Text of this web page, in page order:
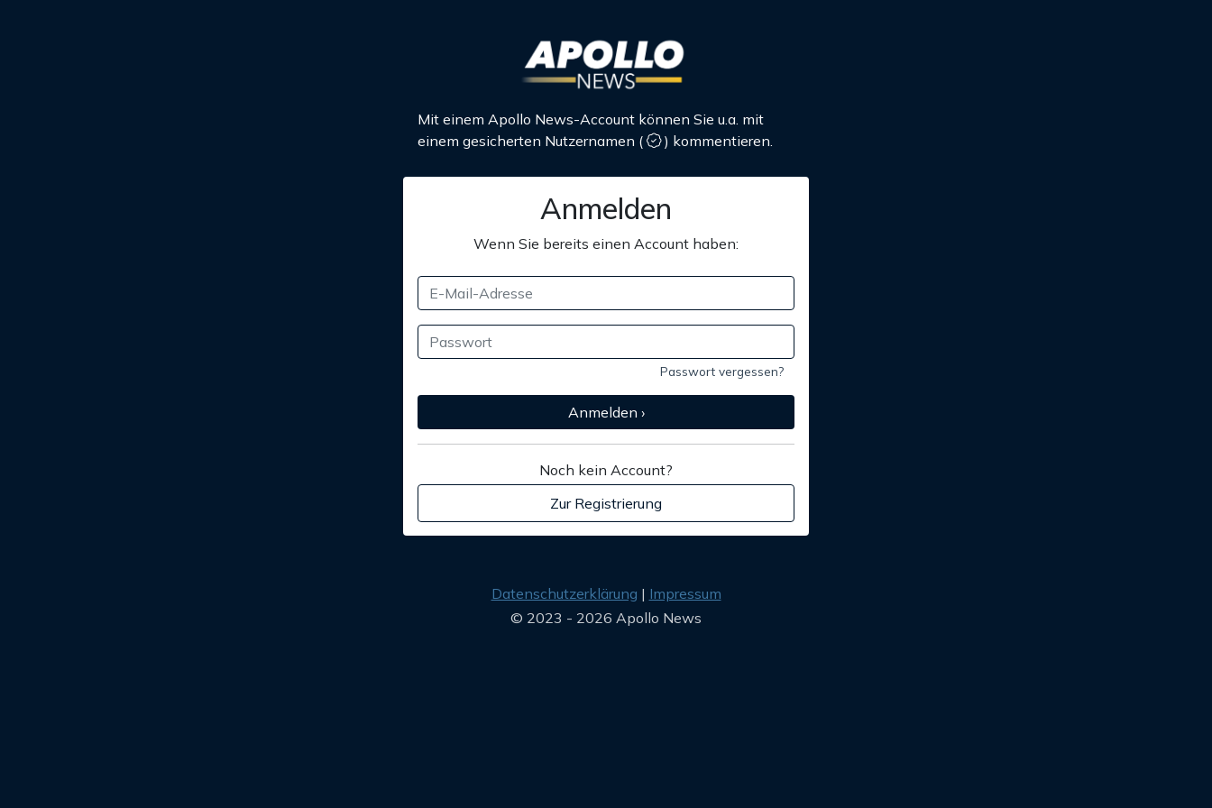
Mit einem Apollo News-Account können Sie u.a. mit
einem gesicherten Nutzernamen ( ) kommentieren.
Anmelden
Wenn Sie bereits einen Account haben:
Passwort vergessen?
Anmelden ›
Noch kein Account?
Zur Registrierung
Datenschutzerklärung
Impressum
© 2023 - 2026 Apollo News